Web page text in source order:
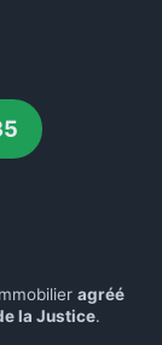
agréé
la Justice.